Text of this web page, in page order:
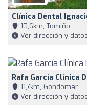
Clínica Dental
10,6km, Tomiño
Ver dirección y
Rafa García Clínica
11,7km, Gondomar
Ver dirección y